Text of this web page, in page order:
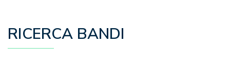
RICERCA BANDI